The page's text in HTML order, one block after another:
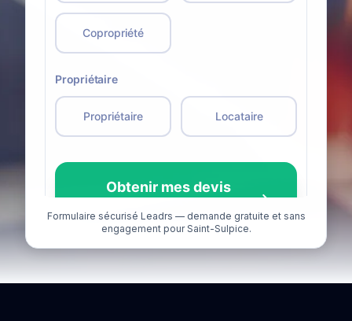
Formulaire sécurisé Leadrs — demande gratuite et sans
engagement pour Saint-Sulpice.